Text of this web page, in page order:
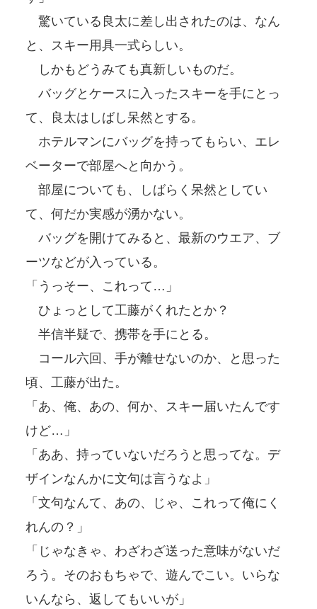
驚いている良太に差し出されたのは、なん
と、スキー用具一式らしい。
しかもどうみても真新しいものだ。
バッグとケースに入ったスキーを手にとっ
て、良太はしばし呆然とする。
ホテルマンにバッグを持ってもらい、エレ
ベーターで部屋へと向かう。
部屋についても、しばらく呆然としてい
て、何だか実感が湧かない。
バッグを開けてみると、最新のウエア、ブ
ーツなどが入っている。
「うっそー、これって…」
ひょっとして工藤がくれたとか？
半信半疑で、携帯を手にとる。
コール六回、手が離せないのか、と思った
頃、工藤が出た。
「あ、俺、あの、何か、スキー届いたんです
けど…」
「ああ、持っていないだろうと思ってな。デ
ザインなんかに文句は言うなよ」
「文句なんて、あの、じゃ、これって俺にく
れんの？」
「じゃなきゃ、わざわざ送った意味がないだ
ろう。そのおもちゃで、遊んでこい。いらな
いんなら、返してもいいが」